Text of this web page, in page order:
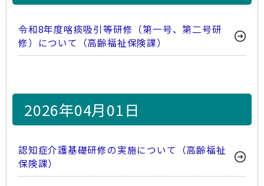
令和8年度喀痰吸引等研修（第一号、第二号研
修）について（高齢福祉保険課）
2026年04月01日
認知症介護基礎研修の実施について（高齢福祉
保険課）